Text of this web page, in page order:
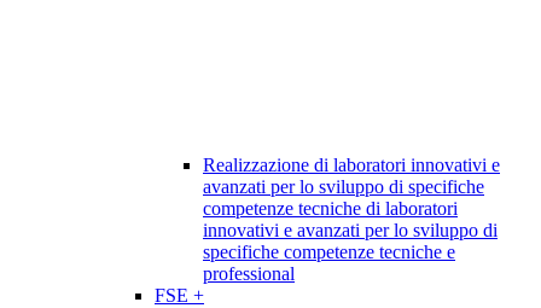
Realizzazione di laboratori innovativi e
avanzati per lo sviluppo di specifiche
competenze tecniche di laboratori
innovativi e avanzati per lo sviluppo di
specifiche competenze tecniche e
professional
FSE +